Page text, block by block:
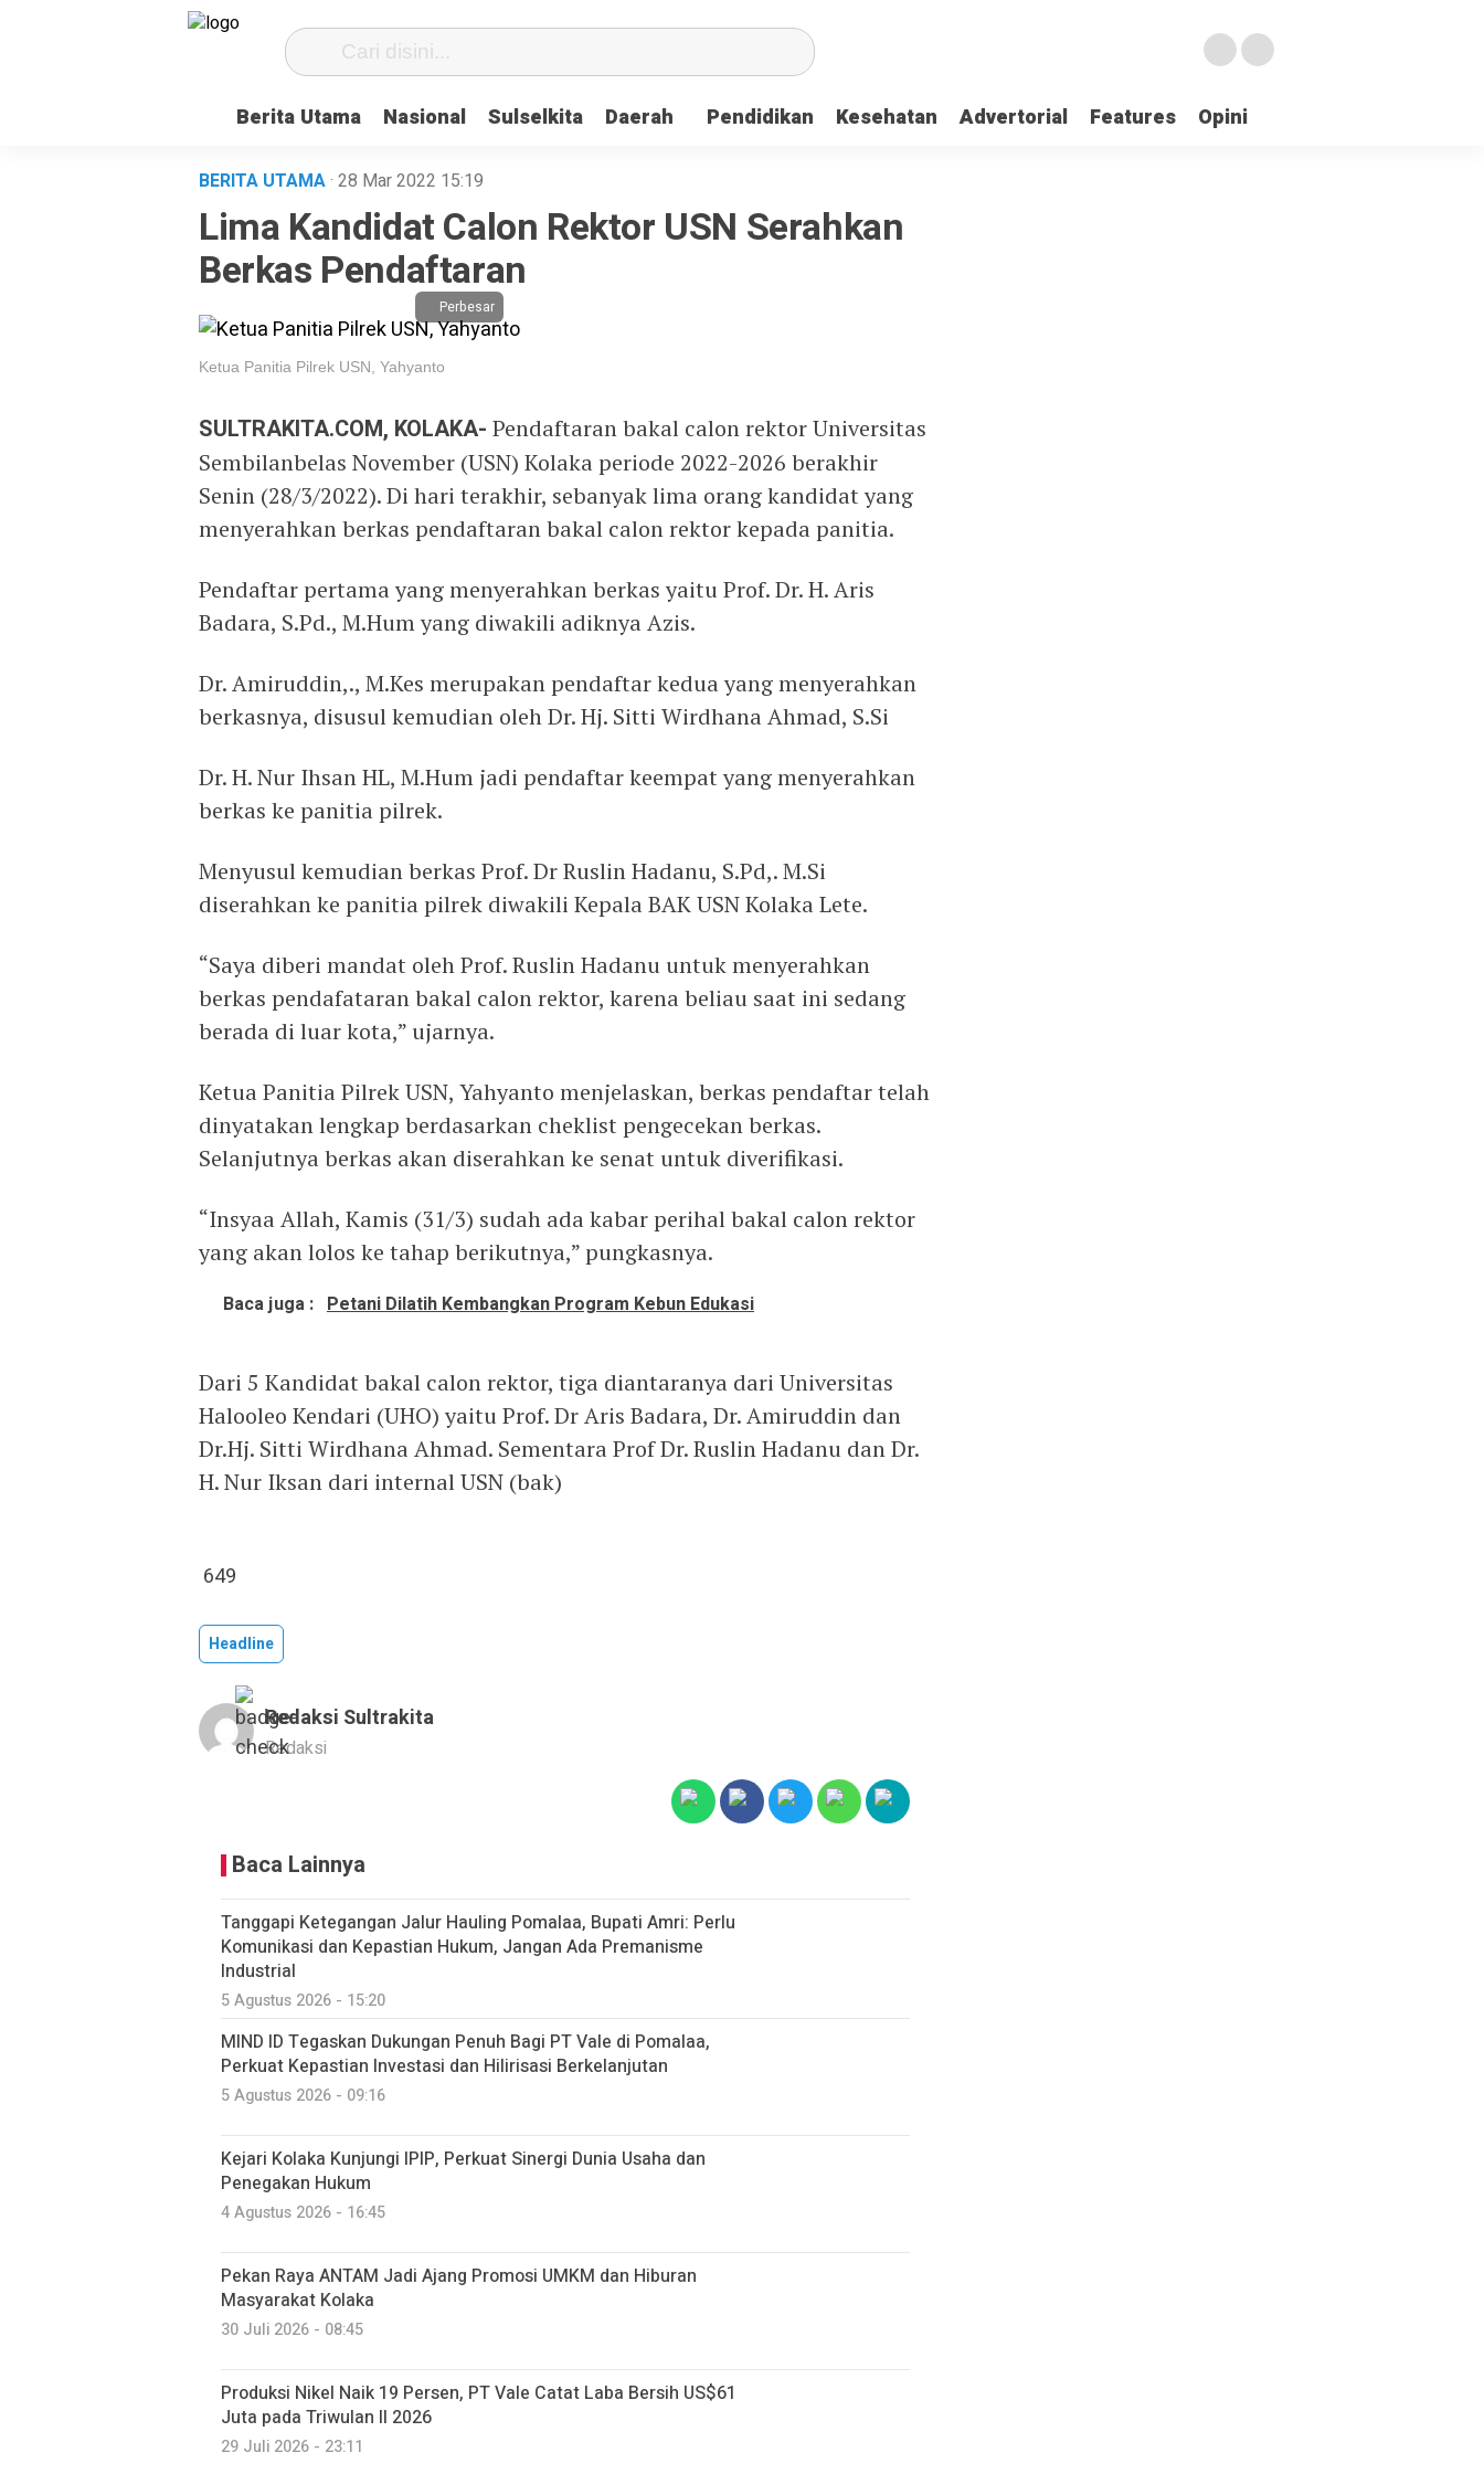
Berita Utama Nasional Sulselkita Daerah Pendidikan Kesehatan Advertorial Features Opini
BERITA UTAMA· 28 Mar 2022 15:19
Lima Kandidat Calon Rektor USN Serahkan
Berkas Pendaftaran
Perbesar
Ketua Panitia Pilrek USN, Yahyanto
SULTRAKITA.COM, KOLAKA- Pendaftaran bakal calon rektor Universitas
Sembilanbelas November (USN) Kolaka periode 2022-2026 berakhir
Senin (28/3/2022). Di hari terakhir, sebanyak lima orang kandidat yang
menyerahkan berkas pendaftaran bakal calon rektor kepada panitia.
Pendaftar pertama yang menyerahkan berkas yaitu Prof. Dr. H. Aris
Badara, S.Pd., M.Hum yang diwakili adiknya Azis.
Dr. Amiruddin,., M.Kes merupakan pendaftar kedua yang menyerahkan
berkasnya, disusul kemudian oleh Dr. Hj. Sitti Wirdhana Ahmad, S.Si
Dr. H. Nur Ihsan HL, M.Hum jadi pendaftar keempat yang menyerahkan
berkas ke panitia pilrek.
Menyusul kemudian berkas Prof. Dr Ruslin Hadanu, S.Pd,. M.Si
diserahkan ke panitia pilrek diwakili Kepala BAK USN Kolaka Lete.
“Saya diberi mandat oleh Prof. Ruslin Hadanu untuk menyerahkan
berkas pendafataran bakal calon rektor, karena beliau saat ini sedang
berada di luar kota,” ujarnya.
Ketua Panitia Pilrek USN, Yahyanto menjelaskan, berkas pendaftar telah
dinyatakan lengkap berdasarkan cheklist pengecekan berkas.
Selanjutnya berkas akan diserahkan ke senat untuk diverifikasi.
“Insyaa Allah, Kamis (31/3) sudah ada kabar perihal bakal calon rektor
yang akan lolos ke tahap berikutnya,” pungkasnya.
Baca juga : Petani Dilatih Kembangkan Program Kebun Edukasi
Dari 5 Kandidat bakal calon rektor, tiga diantaranya dari Universitas
Halooleo Kendari (UHO) yaitu Prof. Dr Aris Badara, Dr. Amiruddin dan
Dr.Hj. Sitti Wirdhana Ahmad. Sementara Prof Dr. Ruslin Hadanu dan Dr.
H. Nur Iksan dari internal USN (bak)
649
Headline
Redaksi Sultrakita
Redaksi
Baca Lainnya
Tanggapi Ketegangan Jalur Hauling Pomalaa, Bupati Amri: Perlu
Komunikasi dan Kepastian Hukum, Jangan Ada Premanisme
Industrial
5 Agustus 2026 - 15:20
MIND ID Tegaskan Dukungan Penuh Bagi PT Vale di Pomalaa,
Perkuat Kepastian Investasi dan Hilirisasi Berkelanjutan
5 Agustus 2026 - 09:16
Kejari Kolaka Kunjungi IPIP, Perkuat Sinergi Dunia Usaha dan
Penegakan Hukum
4 Agustus 2026 - 16:45
Pekan Raya ANTAM Jadi Ajang Promosi UMKM dan Hiburan
Masyarakat Kolaka
30 Juli 2026 - 08:45
Produksi Nikel Naik 19 Persen, PT Vale Catat Laba Bersih US$61
Juta pada Triwulan II 2026
29 Juli 2026 - 23:11